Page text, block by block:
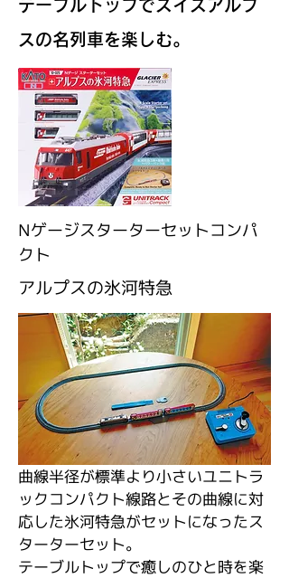
テーブルトップでスイスアルプ
スの名列車を楽しむ。
​Nゲージスターターセットコンパ
クト
アルプスの氷河特急
曲線半径が標準より小さいユニトラ
ックコンパクト線路とその曲線に対
応した氷河特急がセットになったス
ターターセット。
​テーブルトップで癒しのひと時を楽